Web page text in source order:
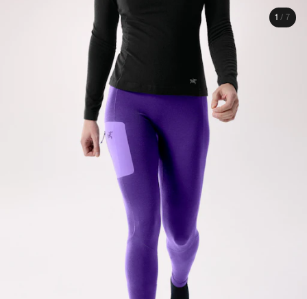
1 / 7